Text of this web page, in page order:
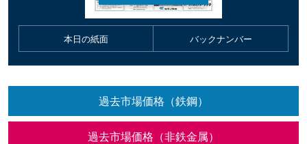
本日の紙面 バックナンバー
過去市場価格（鉄鋼）
過去市場価格（非鉄金属）